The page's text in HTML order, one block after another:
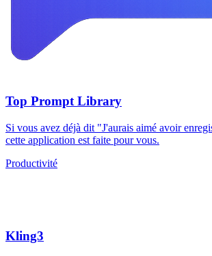
Top Prompt Library
Si vous avez déjà dit "J'aurais aimé avoir
cette application est faite pour vous.
Productivité
Kling3